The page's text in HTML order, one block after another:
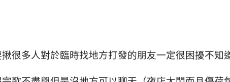
揪很多人對於臨時找地方打發的朋友一定很困擾不知